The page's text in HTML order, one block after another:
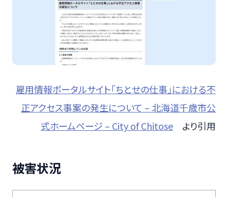
雇用情報ポータルサイト「ちとせの仕事」における不
正アクセス事案の発生について – 北海道千歳市公
式ホームページ – City of Chitose より引用
被害状況